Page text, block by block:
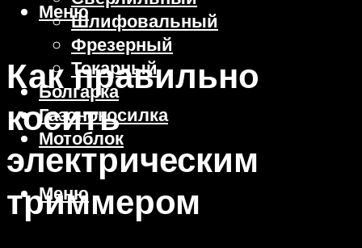
Шлифовальный
Фрезерный
Токарный
Болгарка
Газонокосилка
Мотоблок
Меню
Меню
Как правильно
косить
электрическим
триммером